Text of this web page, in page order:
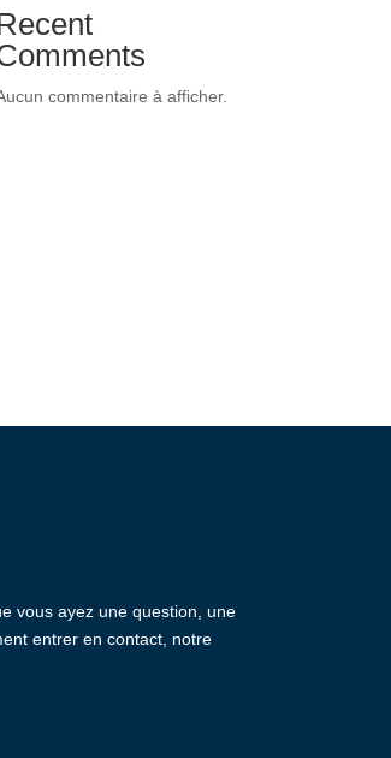
commentaire à afficher.
vous ayez une question, une
entrer en contact, notre